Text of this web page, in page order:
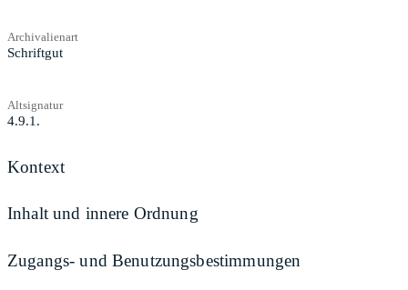
Archivalienart
Schriftgut
Altsignatur
4.9.1.
Kontext
Inhalt und innere Ordnung
Zugangs- und Benutzungsbestimmungen